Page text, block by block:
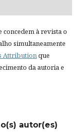
concedem à revista o
simultaneamente
Attributionque
da autoria e
autor(es)